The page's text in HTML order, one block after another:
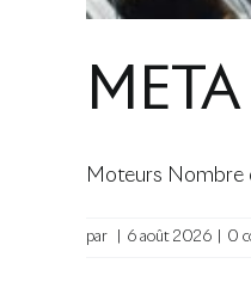
Moteurs Nombre
par 6 août 2026 0